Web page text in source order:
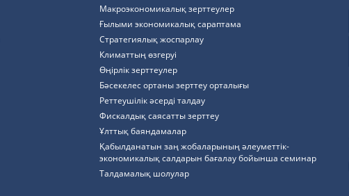
Макроэкономикалық зерттеулер
Ғылыми экономикалық сараптама
Стратегиялық жоспарлау
Климаттың өзгеруі
Өңірлік зерттеулер
Бәсекелес ортаны зерттеу орталығы
Реттеушілік әсерді талдау
Фискалдық саясатты зерттеу
Ұлттық баяндамалар
Қабылданатын заң жобаларының әлеуметтік-
экономикалық салдарын бағалау бойынша семинар
Талдамалық шолулар